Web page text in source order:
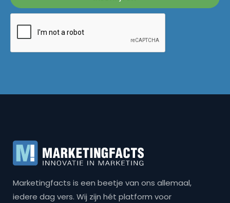
Marketingfacts is een beetje van ons allemaal,
iedere dag vers. Wij zijn hét platform voor